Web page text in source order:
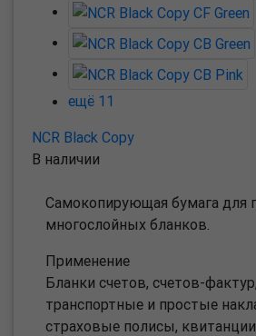
NCR Black Copy
В наличии
Самокопирующая бумага для
многослойных бланков.
Применение
Бланки счетов, счетов-
транспортные и простые
страховые полисы,
ещё 11